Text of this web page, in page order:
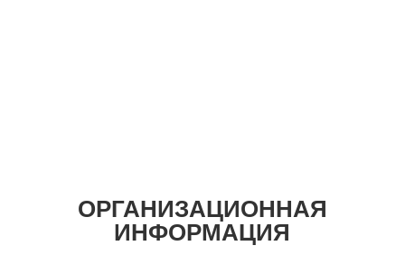
ОРГАНИЗАЦИОННАЯ
ИНФОРМАЦИЯ